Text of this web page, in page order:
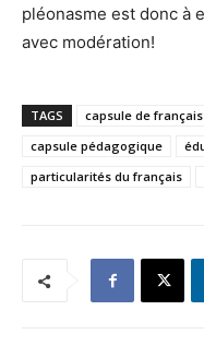
pléonasme est donc à
avec modération!
TAGS capsule de français
capsule pédagogique
particularités du français